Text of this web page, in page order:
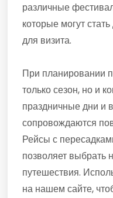
различные
которые могут
для визита.
При планировании
только сезон, но и
праздничные дни и
сопровождаются
Рейсы с
позволяет выбрать
путешествия.
на нашем сайте,